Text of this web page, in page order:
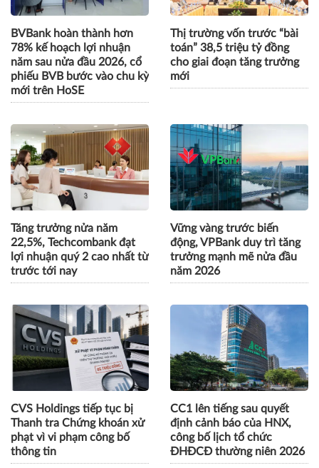
BVBank hoàn thành hơn
78% kế hoạch lợi nhuận
năm sau nửa đầu 2026, cổ
phiếu BVB bước vào chu kỳ
mới trên HoSE
Thị trường vốn trước “bài
toán” 38,5 triệu tỷ đồng
cho giai đoạn tăng trưởng
mới
Tăng trưởng nửa năm
22,5%, Techcombank đạt
lợi nhuận quý 2 cao nhất từ
trước tới nay
Vững vàng trước biến
động, VPBank duy trì tăng
trưởng mạnh mẽ nửa đầu
năm 2026